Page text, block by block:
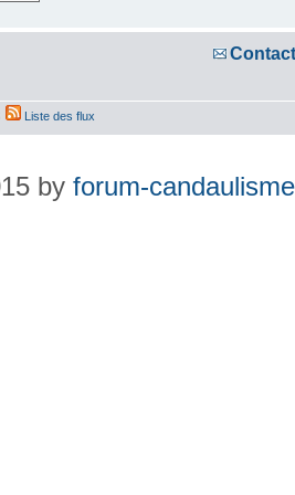
Contact
Liste des flux
by forum-